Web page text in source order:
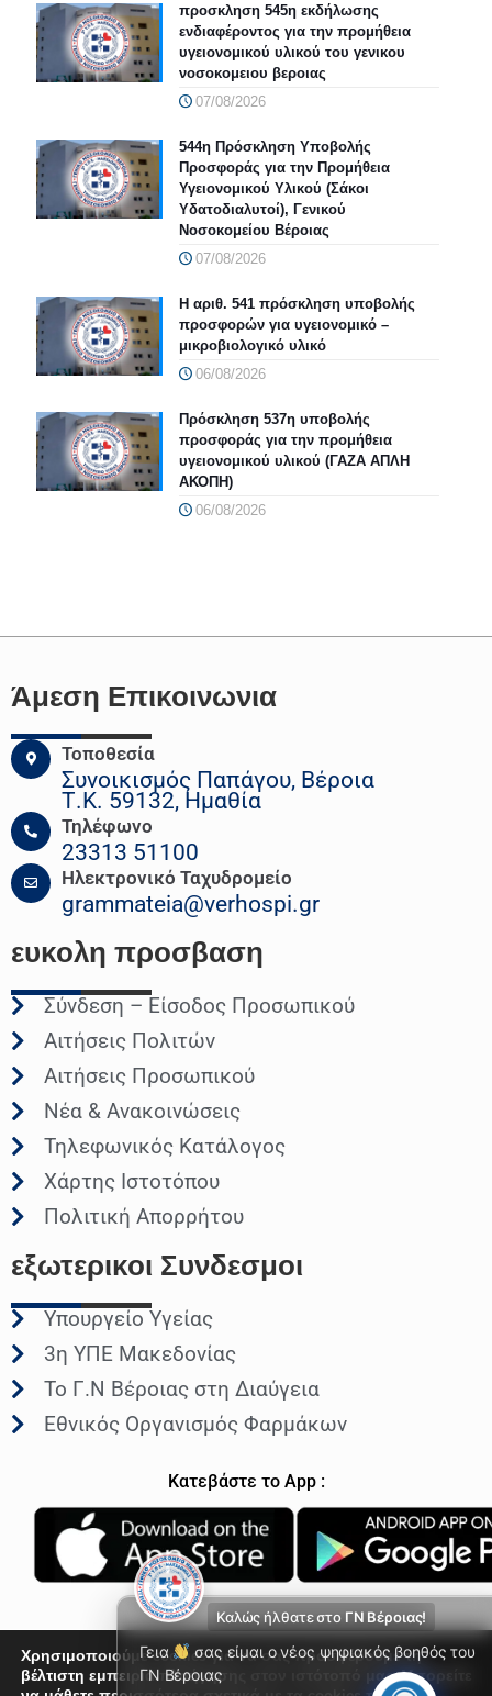
προσκληση 545η εκδήλωσης
ενδιαφέροντος για την προμήθεια
υγειονομικού υλικού του γενικου
νοσοκομειου βεροιας
07/08/2026
544η Πρόσκληση Υποβολής
Προσφοράς για την Προμήθεια
Υγειονομικού Υλικού (Σάκοι
Υδατοδιαλυτοί), Γενικού
Νοσοκομείου Βέροιας
07/08/2026
Η αριθ. 541 πρόσκληση υποβολής
προσφορών για υγειονομικό –
μικροβιολογικό υλικό
06/08/2026
Πρόσκληση 537η υποβολής
προσφοράς για την προμήθεια
υγειονομικού υλικού (ΓΑΖΑ ΑΠΛΗ
ΑΚΟΠΗ)
06/08/2026
Άμεση Επικοινωνια
Τοποθεσία
Συνοικισμός Παπάγου, Βέροια
Τ.Κ. 59132, Ημαθία
Τηλέφωνο
23313 51100
Ηλεκτρονικό Ταχυδρομείο
grammateia@verhospi.gr
ευκολη προσβαση
Σύνδεση – Είσοδος Προσωπικού
Αιτήσεις Πολιτών
Αιτήσεις Προσωπικού
Νέα & Ανακοινώσεις
Τηλεφωνικός Κατάλογος
Χάρτης Ιστοτόπου
Πολιτική Απορρήτου
εξωτερικοι Συνδεσμοι
Υπουργείο Υγείας
3η ΥΠΕ Μακεδονίας
Το Γ.Ν Βέροιας στη Διαύγεια
Εθνικός Οργανισμός Φαρμάκων
Κατεβάστε το App :
Καλώς ήλθατε στο ΓΝ Βέροιας!
Γεια
σας είμαι ο νέος ψηφιακός βοηθός του
ΓΝ Βέροιας
Χρησιμοποιούμε cookies για να σας προσφέρουμε τη
βέλτιστη εμπειρία πλοήγησης στον ιστότοπό μας. Μπορείτε